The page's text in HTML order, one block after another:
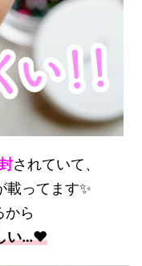
されていて、
載ってます✨
から
い…❤️